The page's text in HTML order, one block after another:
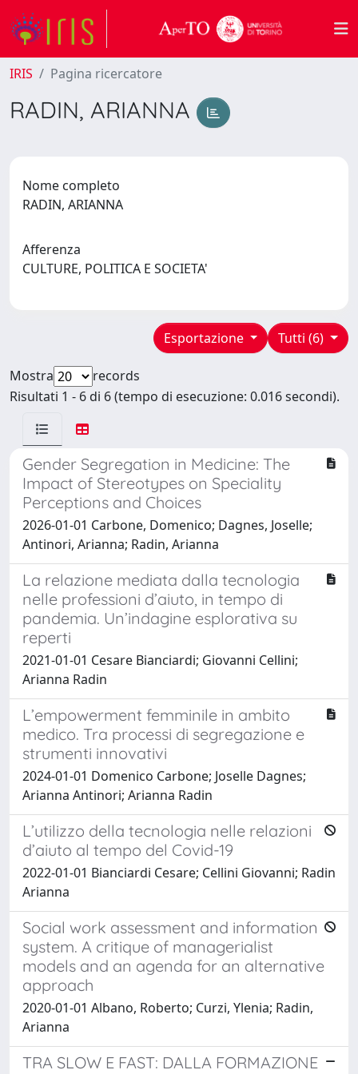
IRIS Pagina ricercatore
RADIN, ARIANNA
Nome completo
RADIN, ARIANNA
Afferenza
CULTURE, POLITICA E SOCIETA'
Tutti (6)
Esportazione
Mostra
records
Risultati 1 - 6 di 6 (tempo di esecuzione: 0.016 secondi).
Gender Segregation in Medicine: The
Impact of Stereotypes on Speciality
Perceptions and Choices
2026-01-01 Carbone, Domenico; Dagnes, Joselle;
Antinori, Arianna; Radin, Arianna
La relazione mediata dalla tecnologia
nelle professioni d’aiuto, in tempo di
pandemia. Un’indagine esplorativa su
reperti
2021-01-01 Cesare Bianciardi; Giovanni Cellini;
Arianna Radin
L’empowerment femminile in ambito
medico. Tra processi di segregazione e
strumenti innovativi
2024-01-01 Domenico Carbone; Joselle Dagnes;
Arianna Antinori; Arianna Radin
L’utilizzo della tecnologia nelle relazioni
d’aiuto al tempo del Covid-19
2022-01-01 Bianciardi Cesare; Cellini Giovanni; Radin
Arianna
Social work assessment and information
system. A critique of managerialist
models and an agenda for an alternative
approach
2020-01-01 Albano, Roberto; Curzi, Ylenia; Radin,
Arianna
TRA SLOW E FAST: DALLA FORMAZIONE